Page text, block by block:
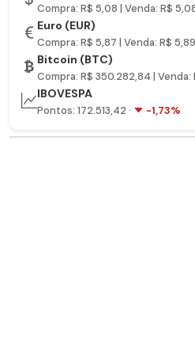
Compra: R$ 5,08 | Venda: R$
Euro (EUR)
Compra: R$ 5,87 | Venda: R$ 5,89
Bitcoin (BTC)
Compra: R$ 350.282,84 | Venda:
IBOVESPA
Pontos: 172.513,42 · -1,73%